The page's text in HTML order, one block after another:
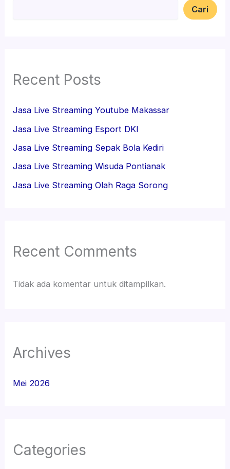
Cari
Recent Posts
Jasa Live Streaming Youtube Makassar
Jasa Live Streaming Esport DKI
Jasa Live Streaming Sepak Bola Kediri
Jasa Live Streaming Wisuda Pontianak
Jasa Live Streaming Olah Raga Sorong
Recent Comments
Tidak ada komentar untuk ditampilkan.
Archives
Mei 2026
Categories